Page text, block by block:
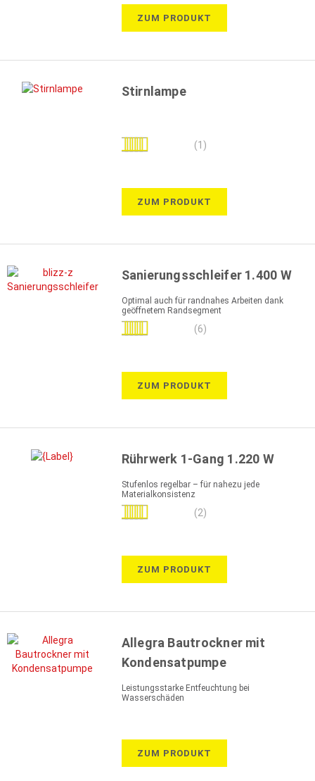
ZUM PRODUKT
Stirnlampe
Bewertung: (1)
ZUM PRODUKT
Sanierungsschleifer 1.400 W
Optimal auch für randnahes Arbeiten dank
geöffnetem Randsegment
Bewertung:
(6)
ZUM PRODUKT
Rührwerk 1-Gang 1.220 W
Stufenlos regelbar – für nahezu jede
Materialkonsistenz
Bewertung:
(2)
ZUM PRODUKT
Allegra Bautrockner mit
Kondensatpumpe
Leistungsstarke Entfeuchtung bei
Wasserschäden
ZUM PRODUKT